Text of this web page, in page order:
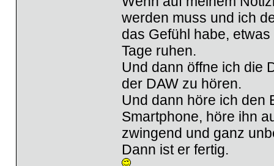
werden muss und ich
das Gefühl habe,
Tage ruhen.
Und dann öffne ich die
der DAW zu hören.
Und dann höre ich den
Smartphone, höre ihn
zwingend und ganz
Dann ist er fertig.